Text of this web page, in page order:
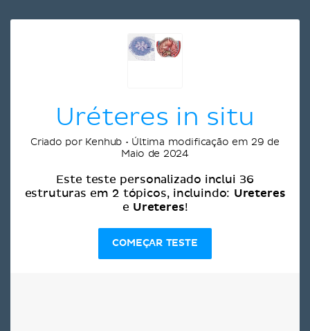
Uréteres in situ
Criado por Kenhub • Última modificação em 29 de
Maio de 2024
Este teste personalizado inclui 36
estruturas em 2 tópicos, incluindo: Ureteres
e Ureteres!
COMEÇAR TESTE